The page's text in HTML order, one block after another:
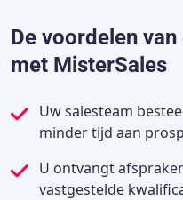
De voordelen
met MisterSales
Uw salesteam
minder tijd aan
U ontvangt
vastgestelde